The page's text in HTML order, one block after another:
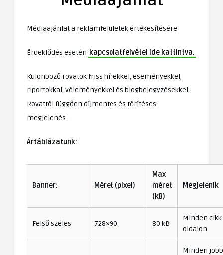
Médiaajánlat a reklámfelületek értékesítésére
Érdeklődés esetén kapcsolatfelvétel ide kattintva.
Különböző rovatok friss hírekkel, eseményekkel,
riportokkal, véleményekkel és blogbejegyzésekkel.
Rovattól függően díjmentes és térítéses
megjelenés.
Ártáblázatunk:
Banner: Méret (pixel)
Max
méret
(kB)
Megjelenik
Felső széles 728×90 80 kB
Minden cikk
oldalon
Minden jobb